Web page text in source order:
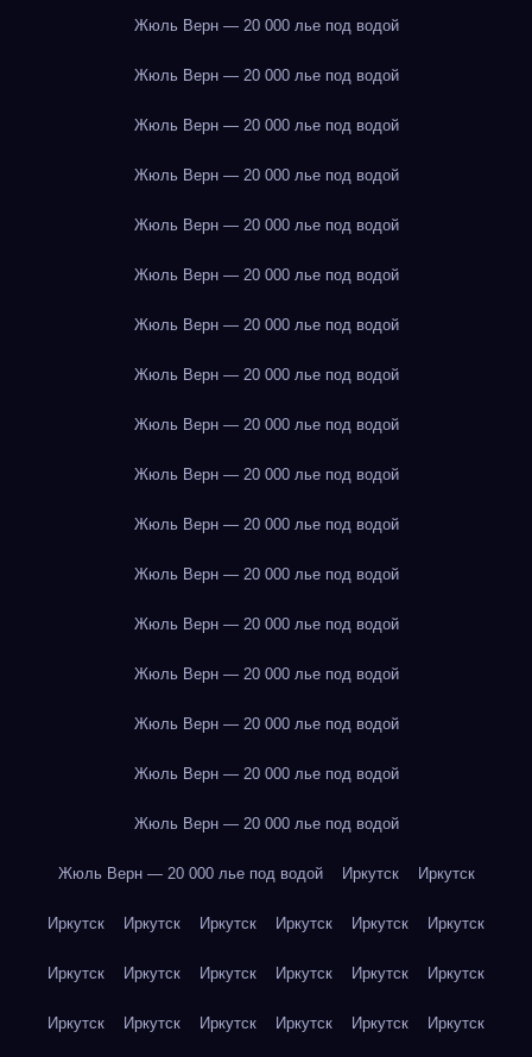
Жюль Верн — 20 000 лье под водой
Жюль Верн — 20 000 лье под водой
Жюль Верн — 20 000 лье под водой
Жюль Верн — 20 000 лье под водой
Жюль Верн — 20 000 лье под водой
Жюль Верн — 20 000 лье под водой
Жюль Верн — 20 000 лье под водой
Жюль Верн — 20 000 лье под водой
Жюль Верн — 20 000 лье под водой
Жюль Верн — 20 000 лье под водой
Жюль Верн — 20 000 лье под водой
Жюль Верн — 20 000 лье под водой
Жюль Верн — 20 000 лье под водой
Жюль Верн — 20 000 лье под водой
Жюль Верн — 20 000 лье под водой
Жюль Верн — 20 000 лье под водой
Жюль Верн — 20 000 лье под водой
Жюль Верн — 20 000 лье под водой Иркутск Иркутск
Иркутск Иркутск Иркутск Иркутск Иркутск Иркутск
Иркутск Иркутск Иркутск Иркутск Иркутск Иркутск
Иркутск Иркутск Иркутск Иркутск Иркутск Иркутск